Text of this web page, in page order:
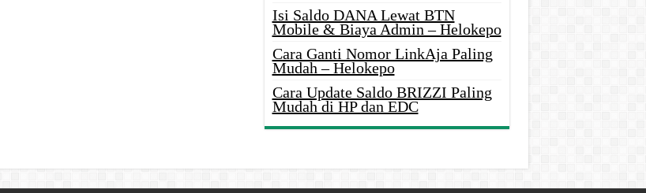
Isi Saldo DANA Lewat BTN
Mobile & Biaya Admin – Helokepo
Cara Ganti Nomor LinkAja Paling
Mudah – Helokepo
Cara Update Saldo BRIZZI Paling
Mudah di HP dan EDC